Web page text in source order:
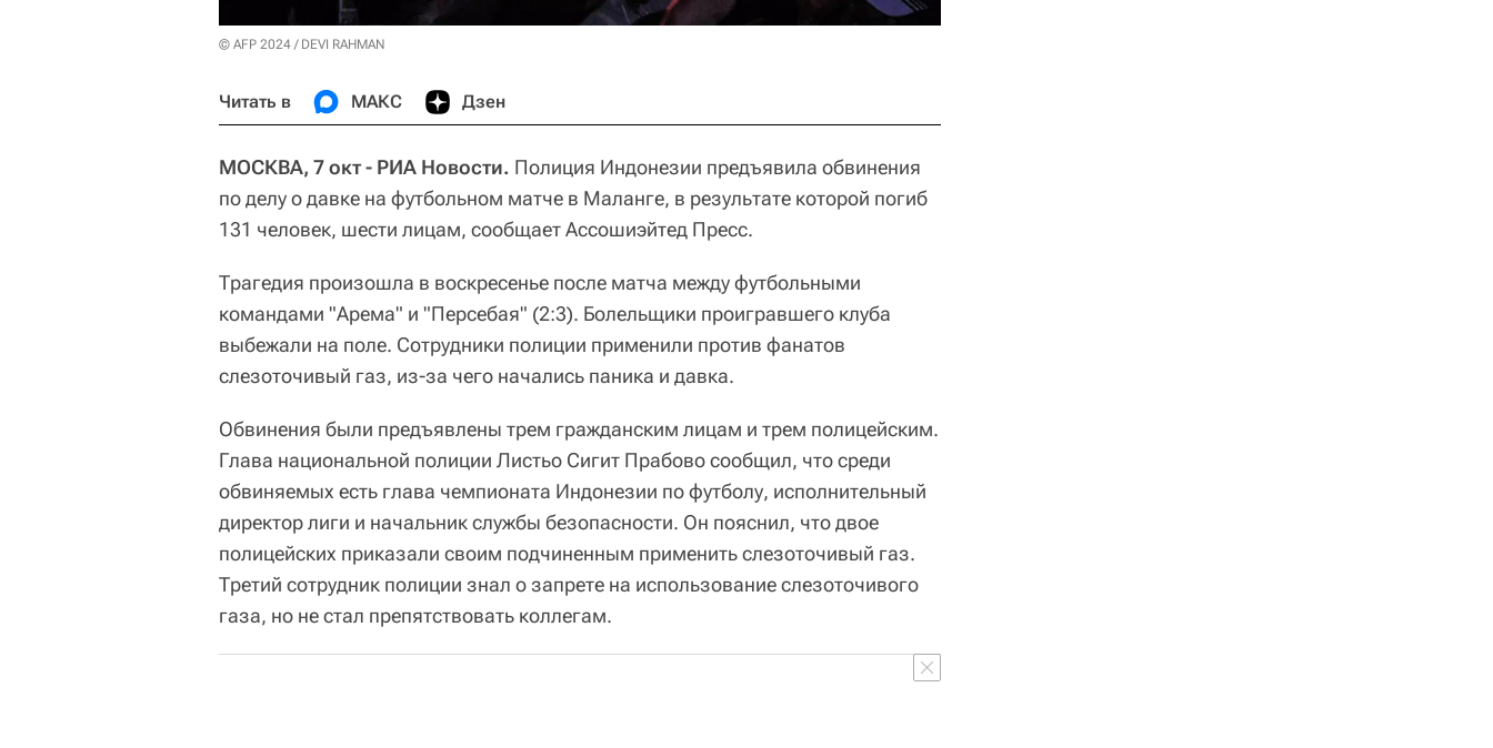
© AFP 2024 / DEVI RAHMAN
Читать в МАКС Дзен
МОСКВА, 7 окт - РИА Новости. Полиция Индонезии предъявила обвинения
по делу о давке на футбольном матче в Маланге, в результате которой погиб
131 человек, шести лицам, сообщает Ассошиэйтед Пресс.
Трагедия произошла в воскресенье после матча между футбольными
командами "Арема" и "Персебая" (2:3). Болельщики проигравшего клуба
выбежали на поле. Сотрудники полиции применили против фанатов
слезоточивый газ, из-за чего начались паника и давка.
Обвинения были предъявлены трем гражданским лицам и трем полицейским.
Глава национальной полиции Листьо Сигит Прабово сообщил, что среди
обвиняемых есть глава чемпионата Индонезии по футболу, исполнительный
директор лиги и начальник службы безопасности. Он пояснил, что двое
полицейских приказали своим подчиненным применить слезоточивый газ.
Третий сотрудник полиции знал о запрете на использование слезоточивого
газа, но не стал препятствовать коллегам.